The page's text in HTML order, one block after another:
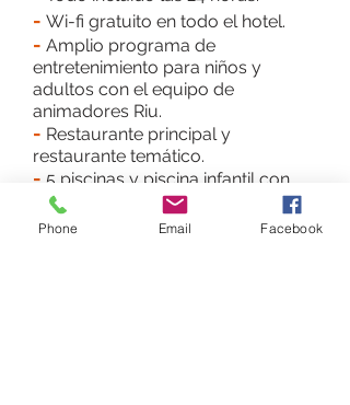
- Wi-fi gratuito en todo el hotel.
- Amplio programa de
entretenimiento para niños y
adultos con el equipo de
animadores Riu.
- Restaurante principal y
restaurante temático.
- 5 piscinas y piscina infantil con
toboganes.
- Gimnasio, baño vapor y jacuzzi
Phone Email Facebook